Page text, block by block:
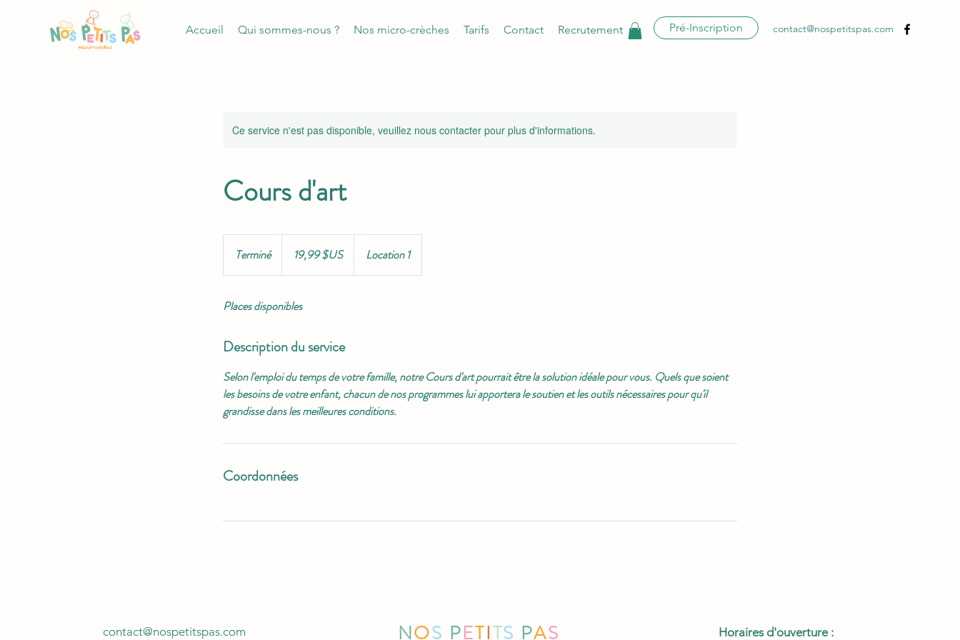
Accueil Qui sommes-nous ? Nos micro-crèches Tarifs Contact Recrutement Pré-Inscription contact@nospetitspas.com
Ce service n'est pas disponible, veuillez nous contacter pour plus d'informations.
Cours d'art
TerminéT
e
m
n
19,99 $US Location 1
Places disponibles
Description du service
Selon l'emploi du temps de votre famille, notre Cours d'art pourrait être la solution idéale pour vous. Quels que soient
les besoins de votre enfant, chacun de nos programmes lui apportera le soutien et les outils nécessaires pour qu'il
grandisse dans les meilleures conditions.
Coordonnées
contact@nospetitspas.com NOS PETITS PAS Horaires d'ouverture :